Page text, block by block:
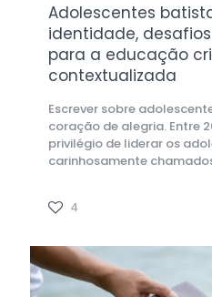
Adolescentes
identidade,
para a educação
contextualizada
Escrever sobre
coração de alegria. Entre
privilégio de liderar os
carinhosamente
4